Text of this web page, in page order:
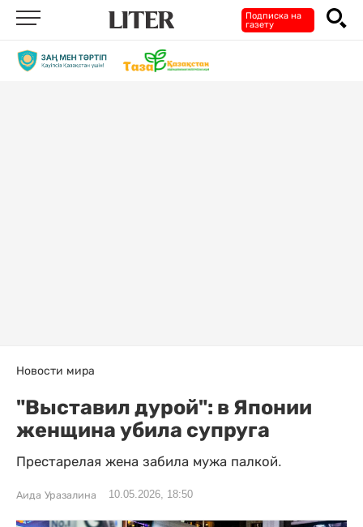
Подписка на
газету
Новости мира
"Выставил дурой": в Японии
женщина убила супруга
Престарелая жена забила мужа палкой.
Аида Уразалина 10.05.2026, 18:50